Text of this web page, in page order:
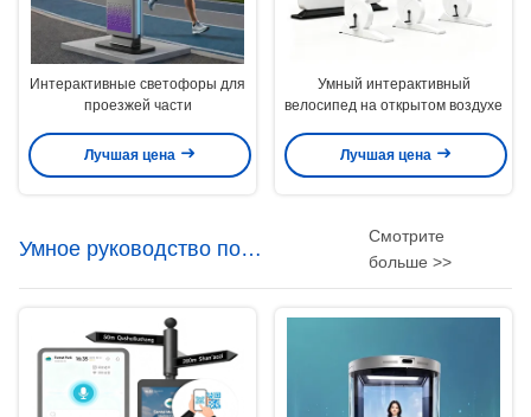
Интерактивные светофоры для
проезжей части
Лучшая цена
Умный интерактивный
велосипед на открытом воздухе
Лучшая цена
Умное руководство по
искусственному интеллекту
Смотрите
больше >>